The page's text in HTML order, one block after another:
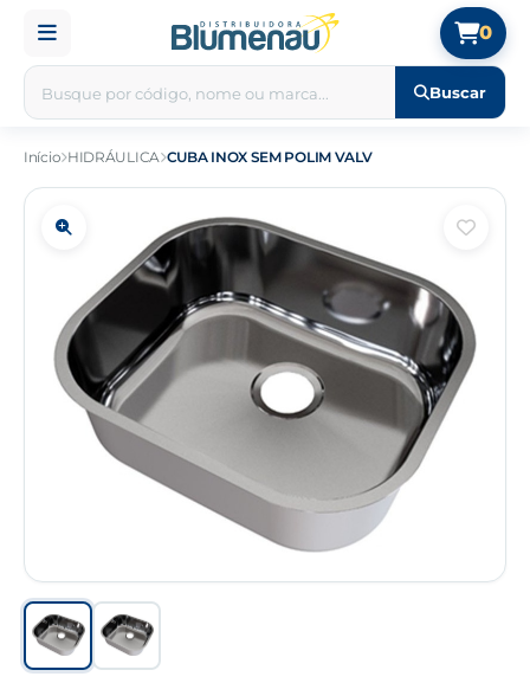
Buscar
0
Início HIDRÁULICA CUBA INOX SEM POLIM VALV